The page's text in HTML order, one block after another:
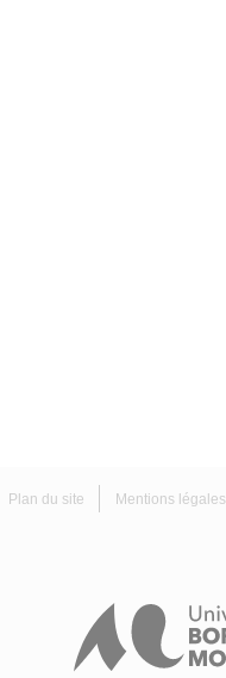
Plan du site Mentions légales